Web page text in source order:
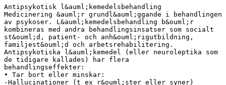
Antipsykotisk l&auml;kemedelsbehandling
Medicinering &auml;r grundl&auml;ggande i behandlingen
av psykoser. L&auml;kemedelsbehandling b&ouml;r
kombineras med andra behandlingsinsatser som socialt
st&ouml;d, patient- och anh&ouml;rigutbildning,
familjest&ouml;d och arbetsrehabilitering.
Antipsykotiska l&auml;kemedel (eller neuroleptika som
de tidigare kallades) har flera
behandlingseffekter:
• Tar bort eller minskar:
-Hallucinationer (t ex r&ouml;ster eller syner)